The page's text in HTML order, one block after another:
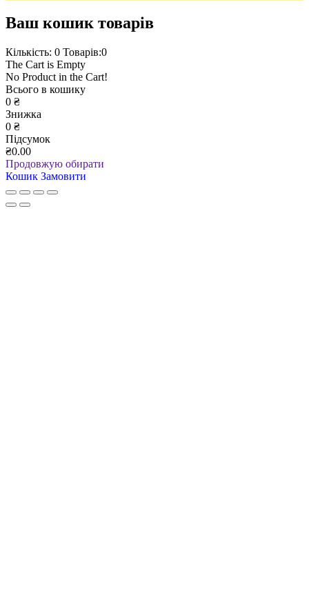
Ваш кошик товарів
Кількість: 0 Товарів:0
The Cart is Empty
No Product in the Cart!
Всього в кошику
0 ₴
Знижка
0 ₴
Підсумок
₴0.00
Продовжую обирати
Кошик Замовити